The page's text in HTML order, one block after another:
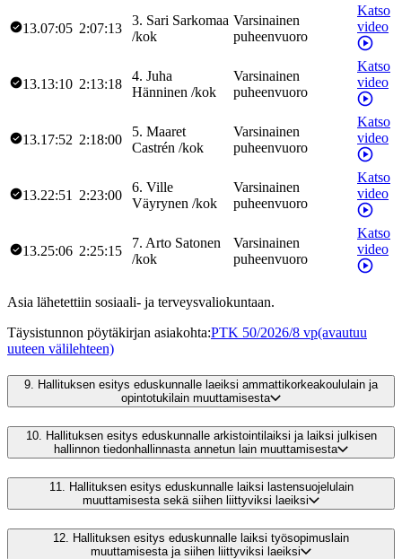
13.07:05 2:07:13
3. Sari Sarkomaa
/kok
Varsinainen
puheenvuoro
Katso
video
13.13:10 2:13:18
4. Juha
Hänninen /kok
Varsinainen
puheenvuoro
Katso
video
13.17:52 2:18:00
5. Maaret
Castrén /kok
Varsinainen
puheenvuoro
Katso
video
13.22:51 2:23:00
6. Ville
Väyrynen /kok
Varsinainen
puheenvuoro
Katso
video
13.25:06 2:25:15
7. Arto Satonen
/kok
Varsinainen
puheenvuoro
Katso
video
Asia lähetettiin sosiaali- ja terveysvaliokuntaan.
Täysistunnon pöytäkirjan asiakohta:PTK 50/2026/8 vp(avautuu
uuteen välilehteen)
9. Hallituksen esitys eduskunnalle laeiksi ammattikorkeakoululain ja
opintotukilain muuttamisesta
10. Hallituksen esitys eduskunnalle arkistointilaiksi ja laiksi julkisen
hallinnon tiedonhallinnasta annetun lain muuttamisesta
11.
Hallituksen esitys eduskunnalle laiksi lastensuojelulain
muuttamisesta sekä siihen liittyviksi laeiksi
12. Hallituksen esitys eduskunnalle laiksi työsopimuslain
muuttamisesta ja siihen liittyviksi laeiksi